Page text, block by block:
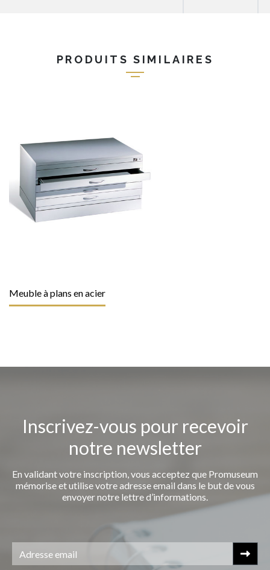
PRODUITS SIMILAIRES
Meuble à plans en acier
Inscrivez-vous pour recevoir
notre newsletter
En validant votre inscription, vous acceptez que Promuseum
mémorise et utilise votre adresse email dans le but de vous
envoyer notre lettre d’informations.